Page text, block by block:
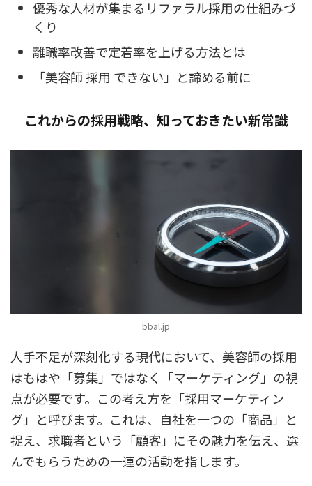
優秀な人材が集まるリファラル採用の仕組みづ
くり
離職率改善で定着率を上げる方法とは
「美容師 採用 できない」と諦める前に
これからの採用戦略、知っておきたい新常識
bbal.jp
人手不足が深刻化する現代において、美容師の採用
はもはや「募集」ではなく「マーケティング」の視
点が必要です。この考え方を「採用マーケティン
グ」と呼びます。これは、 自社を一つの「商品」と
捉え、求職者という「顧客」にその魅力を伝え、選
んでもらうための一連の活動を指します。